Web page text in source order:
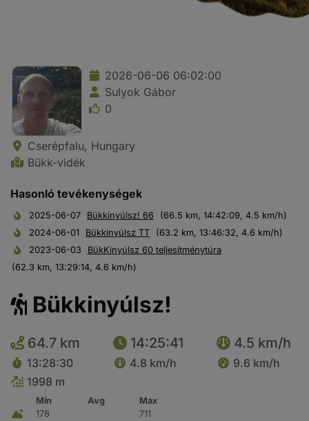
2026-06-06 06:02:00
Sulyok Gábor
0
Cserépfalu, Hungary
Bükk-vidék
Hasonló tevékenységek
2025-06-07 Bükkinyúlsz! 66
(66.5 km, 14:42:09, 4.5 km/h)
2024-06-01
Bükkinyúlsz TT
(63.2 km, 13:46:32, 4.6 km/h)
2023-06-03
BükKinyúlsz 60 teljesítménytúra
(62.3 km, 13:29:14, 4.6 km/h)
Bükkinyúlsz!
64.7 km 14:25:41 4.5 km/h
13:28:30 4.8 km/h
9.6 km/h
1998 m
Min Avg
Max
178
711